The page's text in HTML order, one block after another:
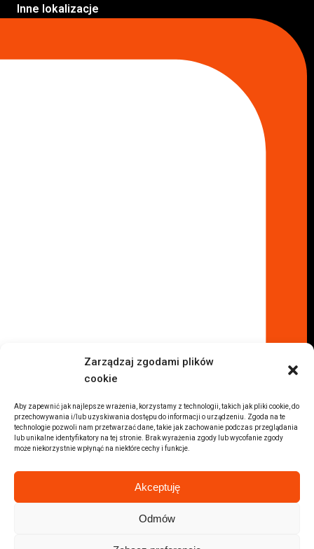
Zarządzaj zgodami plików
cookie
Aby zapewnić jak najlepsze wrażenia, korzystamy z technologii, takich jak pliki cookie, do
przechowywania i/lub uzyskiwania dostępu do informacji o urządzeniu. Zgoda na te
technologie pozwoli nam przetwarzać dane, takie jak zachowanie podczas przeglądania
lub unikalne identyfikatory na tej stronie. Brak wyrażenia zgody lub wycofanie zgody
może niekorzystnie wpłynąć na niektóre cechy i funkcje.
Akceptuję
Odmów
Inne lokalizacje
Skup aut Legionowo
Inne Lokalizacje
Auta z USA Rzeszów
Auta z USA Białystok
Auta z USA Kraków
Marki samochodów
Sprzedam BMW
Wszystkie marki samochodów